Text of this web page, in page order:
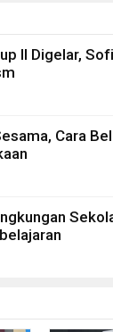
II Digelar,
Cara